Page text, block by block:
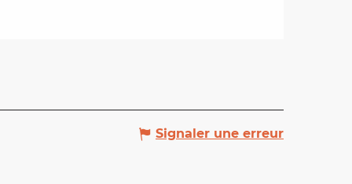
Signaler une erreur